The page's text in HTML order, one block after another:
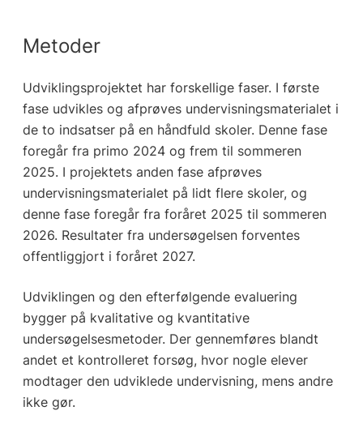
Metoder
Udviklingsprojektet har forskellige faser. I første
fase udvikles og afprøves undervisningsmaterialet i
de to indsatser på en håndfuld skoler. Denne fase
foregår fra primo 2024 og frem til sommeren
2025. I projektets anden fase afprøves
undervisningsmaterialet på lidt flere skoler, og
denne fase foregår fra foråret 2025 til sommeren
2026. Resultater fra undersøgelsen forventes
offentliggjort i foråret 2027.
Udviklingen og den efterfølgende evaluering
bygger på kvalitative og kvantitative
undersøgelsesmetoder. Der gennemføres blandt
andet et kontrolleret forsøg, hvor nogle elever
modtager den udviklede undervisning, mens andre
ikke gør.